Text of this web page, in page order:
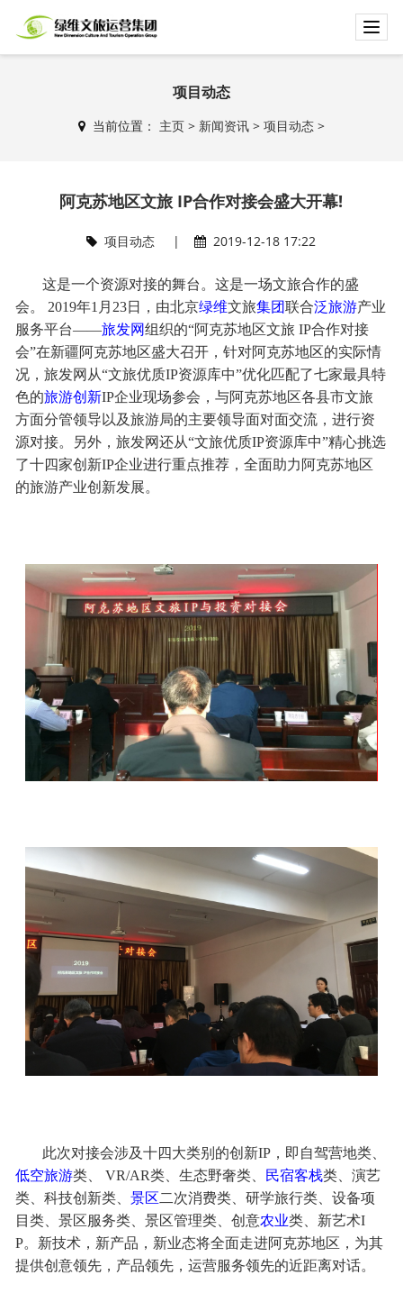
T
o
项目动态
当前位置： 主页> 新闻资讯> 项目动态>
阿克苏地区文旅 IP合作对接会盛大开幕!
项目动态 | 2019-12-18 17:22
这是一个资源对接的舞台。这是一场文旅合作的盛
会。 2019年1月23日，由北京绿维文旅集团联合泛旅游产业
服务平台——旅发网组织的“阿克苏地区文旅 IP合作对接
会”在新疆阿克苏地区盛大召开，针对阿克苏地区的实际情
况，旅发网从“文旅优质IP资源库中”优化匹配了七家最具特
色的旅游创新IP企业现场参会，与阿克苏地区各县市文旅
方面分管领导以及旅游局的主要领导面对面交流，进行资
源对接。另外，旅发网还从“文旅优质IP资源库中”精心挑选
了十四家创新IP企业进行重点推荐，全面助力阿克苏地区
的旅游产业创新发展。
此次对接会涉及十四大类别的创新IP，即自驾营地类、
低空旅游类、 VR/AR类、生态野奢类、 民宿客栈类、演艺
类、科技创新类、景区二次消费类、研学旅行类、设备项
目类、景区服务类、景区管理类、创意农业类、新艺术I
P。新技术，新产品，新业态将全面走进阿克苏地区，为其
提供创意领先，产品领先，运营服务领先的近距离对话。